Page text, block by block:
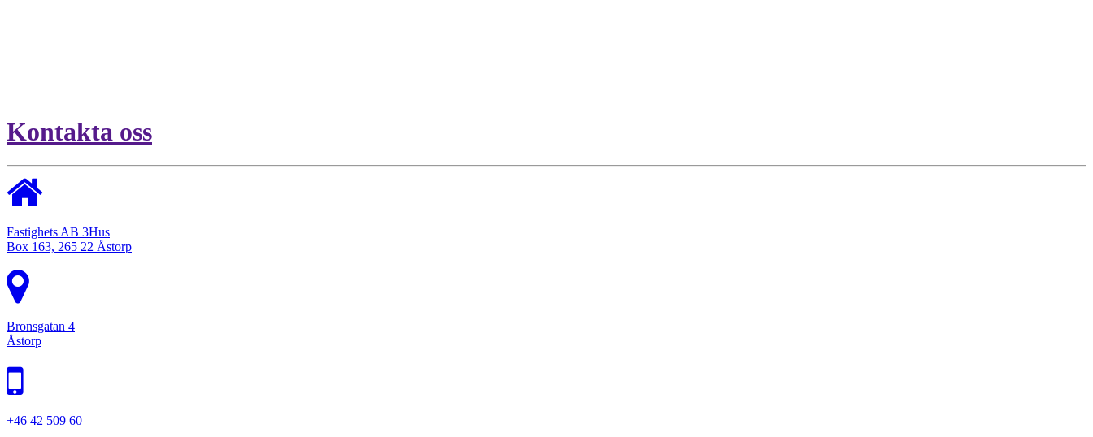
Kontakta oss
Fastighets AB 3Hus
Box 163, 265 22 Åstorp
Bronsgatan 4
Åstorp
+46 42 509 60